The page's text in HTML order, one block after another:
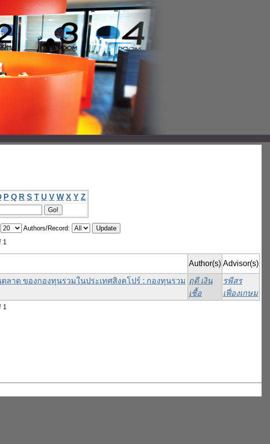
P Q R S T U V W X Y Z
Authors/Record:
1
Author(s) Advisor(s)
ลาด ของกองทุนรวมในประเทศสิงคโปร์ : กองทุนรวม ฤดี เงิน
เชื้อ
รพีสร
เฟื่องเกษม
1